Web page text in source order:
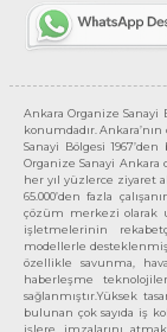
Ankara Organize Sanayi
konumdadır.
Sanayi Bölgesi
Organize Sanayi
her yıl yüzlerce ziyaret
65.000’den fazla
çözüm merkezi olarak
işletmelerinin
modellerle
özellikle savunma,
haberleşme
sağlanmıştır.Yüksek
bulunan çok sayıda iş
işlere imzalarını